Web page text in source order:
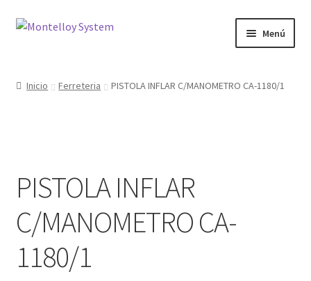
Ir
Ir
Menú
Maquinaria
Protección Laboral
Contacto
Inicio Ferreteria PISTOLA INFLAR C/MANOMETRO CA-1180/1
PISTOLA INFLAR
C/MANOMETRO CA-
1180/1